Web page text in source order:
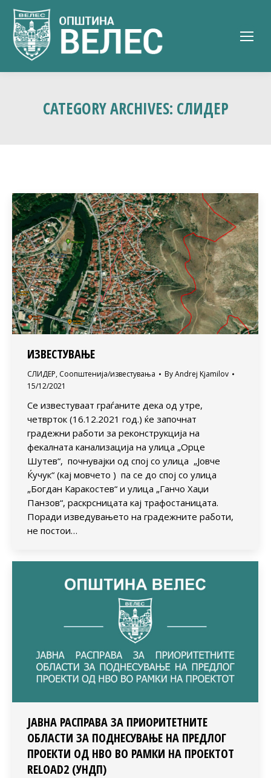
CATEGORY ARCHIVES: СЛИДЕР
ИЗВЕСТУВАЊЕ
СЛИДЕР, Соопштенија/известувања ByAndrej Kjamilov
15/12/2021
Се известуваат граѓаните дека од утре,
четврток (16.12.2021 год.) ќе започнат
градежни работи за реконструкција на
фекалната канализација на улица „Орце
Шутев“, почнувајки од спој со улица „Јовче
Ќучук“ (кај мовчето ) па се до спој со улица
„Богдан Каракостев“ и улица „Ганчо Хаџи
Панзов“, раскрсницата кај трафостаницата.
Поради изведувањето на градежните работи,
не постои…
ЈАВНА РАСПРАВА ЗА ПРИОРИТЕТНИТЕ
ОБЛАСТИ ЗА ПОДНЕСУВАЊЕ НА ПРЕДЛОГ
ПРОЕКТИ ОД НВО ВО РАМКИ НА ПРОЕКТОТ
RELOAD2 (УНДП)